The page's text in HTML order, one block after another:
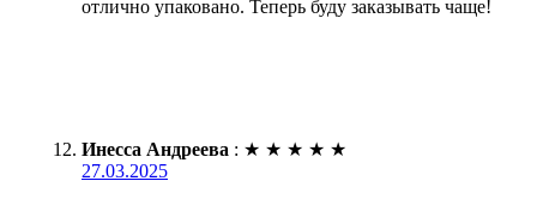
отлично упаковано. Теперь буду заказывать чаще!
Инесса Андреева : ★ ★ ★ ★ ★
27.03.2025